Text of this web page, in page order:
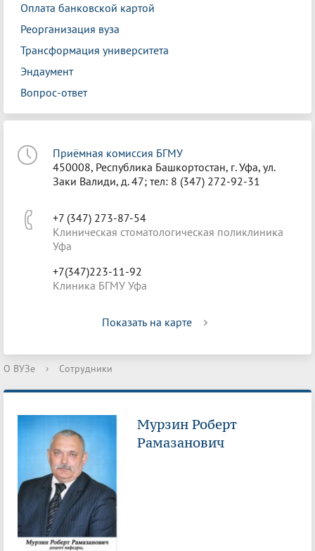
Оплата банковской картой
Реорганизация вуза
Трансформация университета
Эндаумент
Вопрос-ответ
Приёмная комиссия БГМУ
450008, Республика Башкортостан, г. Уфа, ул.
Заки Валиди, д. 47; тел: 8 (347) 272-92-31
+7 (347) 273-87-54
Клиническая стоматологическая поликлиника
Уфа
+7(347)223-11-92
Клиника БГМУ Уфа
Показать на карте
О ВУЗе › Сотрудники
Мурзин Роберт
Рамазанович